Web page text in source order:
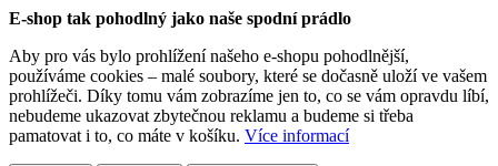
E-shop tak pohodlný jako naše spodní prádlo
Aby pro vás bylo prohlížení našeho e-shopu pohodlnější,
používáme cookies – malé soubory, které se dočasně uloží ve vašem
prohlížeči. Díky tomu vám zobrazíme jen to, co se vám opravdu líbí,
nebudeme ukazovat zbytečnou reklamu a budeme si třeba
pamatovat i to, co máte v košíku. Více informací